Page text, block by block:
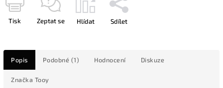
Tisk Zeptat se Hlídat Sdílet
Popis Podobné (1) Hodnocení Diskuze
Značka Tooy